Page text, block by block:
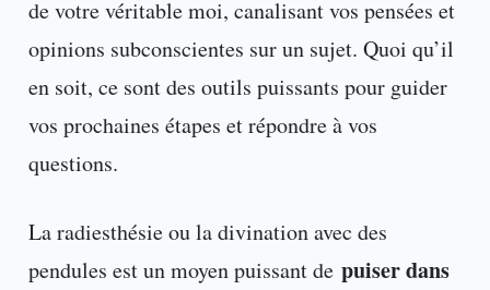
de votre véritable moi, canalisant vos pensées et
opinions subconscientes sur un sujet. Quoi qu’il
en soit, ce sont des outils puissants pour guider
vos prochaines étapes et répondre à vos
questions.
La radiesthésie ou la divination avec des
pendules est un moyen puissant de puiser dans